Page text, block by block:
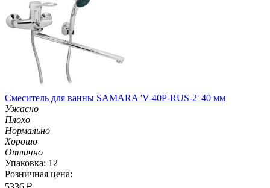
Смеситель для ванны SAMARA 'V-40P-RUS-2' 40 мм
Ужасно
Плохо
Нормально
Хорошо
Отлично
Упаковка: 12
Розничная цена: